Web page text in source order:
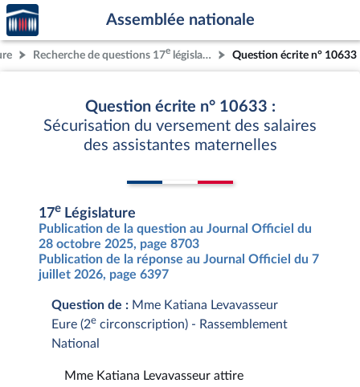
Aller au contenu
Aller en bas de la page
Accèder
à la
page
d'accueil
Assemblée nationale
Recherche de questions 17e législature Question écrite n° 10633
Question écrite n° 10633 :
Sécurisation du versement des salaires
des assistantes maternelles
17e Législature
Publication de la question au Journal Officiel du
28 octobre 2025, page 8703
Publication de la réponse au Journal Officiel du 7
juillet 2026, page 6397
Question de : Mme Katiana Levavasseur
Eure (2e circonscription) - Rassemblement
National
Mme Katiana Levavasseur attire